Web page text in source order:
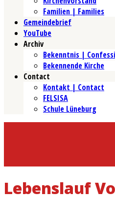
Familien | Families
Gemeindebrief
YouTube
Archiv
Bekenntnis |
Bekennende Kirche
Contact
Kontakt | Contact
FELSISA
Schule Lüneburg
Lebenslauf